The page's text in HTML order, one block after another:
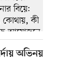
অভিনয়